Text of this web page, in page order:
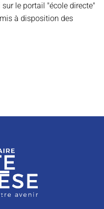
le portail "école directe"
à disposition des